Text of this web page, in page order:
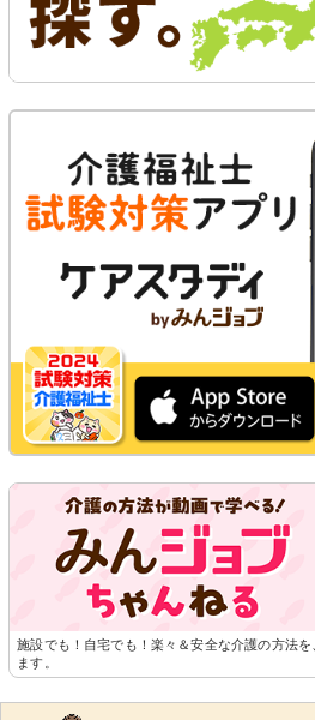
施設でも！自宅でも！楽々＆安全な介護の方法
ます。